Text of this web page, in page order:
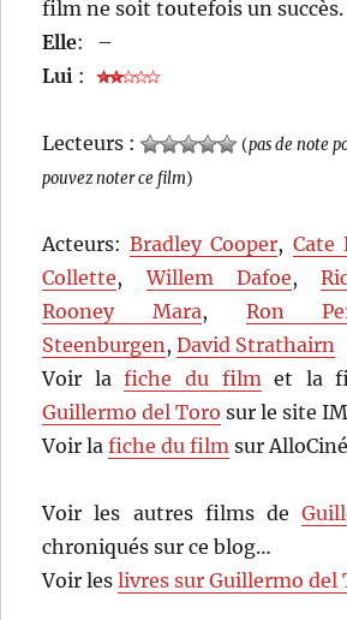
film ne soit toutefois un succès.
Elle:
–
Lui :
Lecteurs : (pas de note
pouvez noter ce film)
Acteurs:Bradley Cooper, Cate
Collette,Willem Dafoe,
Rooney Mara, Ron
Steenburgen ,David Strathairn
Voir lafiche du film et la
Guillermo del Toro sur le site
Voir lafiche du film sur
Voir les autres films de
chroniqués sur ce blog…
Voir leslivres sur Guillermo del